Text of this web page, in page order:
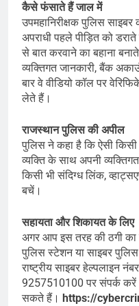
कैसे फंसाते हैं जाल में
उपमहानिरीक्षक पुलिस साइबर
अपराधी पहले पीड़ित को
से बात करवाने का बहाना
व्यक्तिगत जानकारी, बैंक
बार वे वीडियो कॉल पर
लेते हैं।
राजस्थान पुलिस की अपील
पुलिस ने कहा है कि ऐसी किसी
व्यक्ति के साथ अपनी
किसी भी संदिग्ध लिंक,
बचें।
सहायता और शिकायत के लिए
अगर आप इस तरह की ठगी का
पुलिस स्टेशन या साइबर
राष्ट्रीय साइबर हेल्पलाइन
9257510100 पर संपर्क
सकते हैं। https://